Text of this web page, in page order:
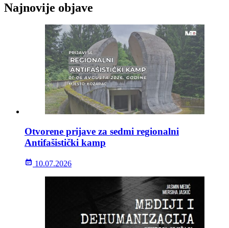
Najnovije objave
Otvorene prijave za sedmi regionalni
Antifašistički kamp
10.07.2026